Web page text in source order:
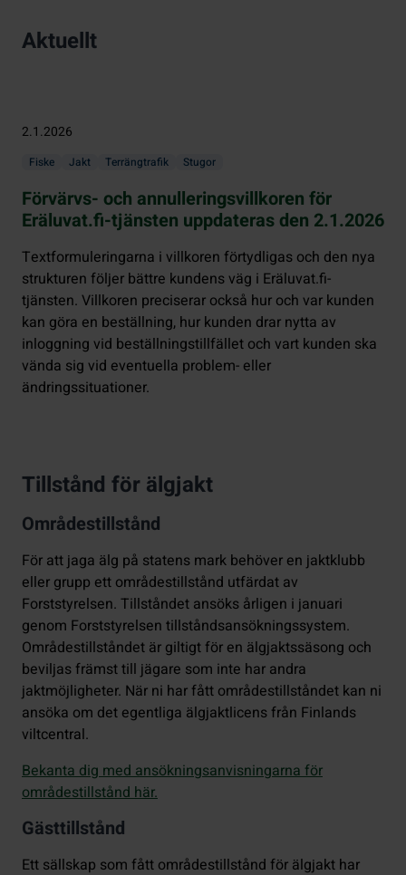
Aktuellt
2.1.2026
Fiske Jakt Terrängtrafik Stugor
Förvärvs- och annulleringsvillkoren för
Eräluvat.fi-tjänsten uppdateras den 2.1.2026
Textformuleringarna i villkoren förtydligas och den nya
strukturen följer bättre kundens väg i Eräluvat.fi-
tjänsten. Villkoren preciserar också hur och var kunden
kan göra en beställning, hur kunden drar nytta av
inloggning vid beställningstillfället och vart kunden ska
vända sig vid eventuella problem- eller
ändringssituationer.
Tillstånd för älgjakt
Områdestillstånd
För att jaga älg på statens mark behöver en jaktklubb
eller grupp ett områdestillstånd utfärdat av
Forststyrelsen. Tillståndet ansöks årligen i januari
genom Forststyrelsen tillståndsansökningssystem.
Områdestillståndet är giltigt för en älgjaktssäsong och
beviljas främst till jägare som inte har andra
jaktmöjligheter. När ni har fått områdestillståndet kan ni
ansöka om det egentliga älgjaktlicens från Finlands
viltcentral.
Bekanta dig med ansökningsanvisningarna för
områdestillstånd här.
Gästtillstånd
Ett sällskap som fått områdestillstånd för älgjakt har